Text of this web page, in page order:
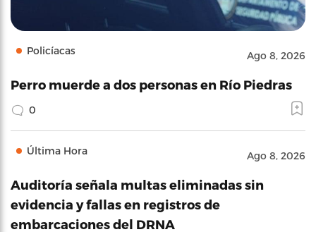
Policíacas Ago 8, 2026
Perro muerde a dos personas en Río Piedras
0
Última Hora Ago 8, 2026
Auditoría señala multas eliminadas sin
evidencia y fallas en registros de
embarcaciones del DRNA